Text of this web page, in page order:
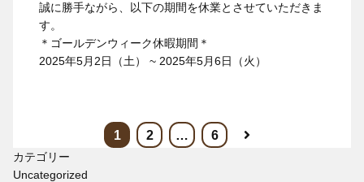
誠に勝手ながら、以下の期間を休業とさせていただきま
す。
＊ゴールデンウィーク休暇期間＊
2025年5月2日（土） ~ 2025年5月6日（火）
1 2 … 6
カテゴリー
Uncategorized